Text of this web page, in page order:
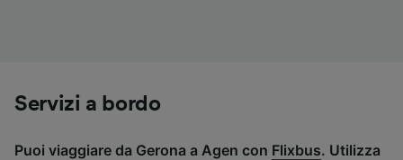
Servizi a bordo
Puoi viaggiare da Gerona a Agen con Flixbus. Utilizza